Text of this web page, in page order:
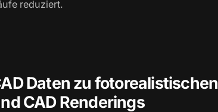
reduziert.
Daten zu fotorealistischen
CAD Renderings